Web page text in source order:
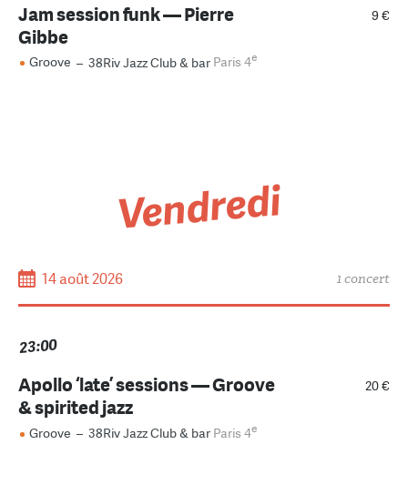
9 €
Jam session funk — Pierre
Gibbe
Groove – 38Riv Jazz Club & bar Paris 4e
Vendredi
14 août 2026 1 concert
23:00
20 €
Apollo ‘late’ sessions — Groove
& spirited jazz
Groove – 38Riv Jazz Club & bar Paris 4e